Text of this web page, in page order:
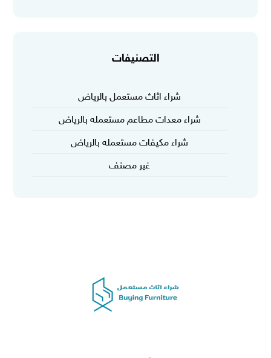
التصنيفات
شراء اثاث مستعمل بالرياض
شراء معدات مطاعم مستعمله بالرياض
شراء مكيفات مستعمله بالرياض
غير مصنف